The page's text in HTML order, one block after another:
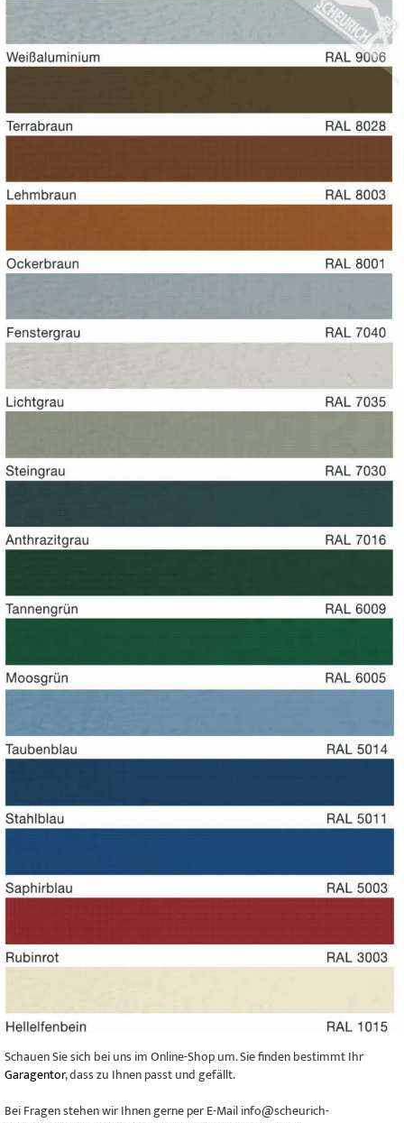
Schauen Sie sich bei uns im Online-Shop um. Sie finden bestimmt Ihr
Garagentor, dass zu Ihnen passt und gefällt.
Bei Fragen stehen wir Ihnen gerne per E-Mail info@scheurich-